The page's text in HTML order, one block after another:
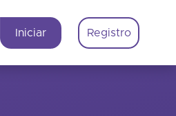
Iniciar Registro